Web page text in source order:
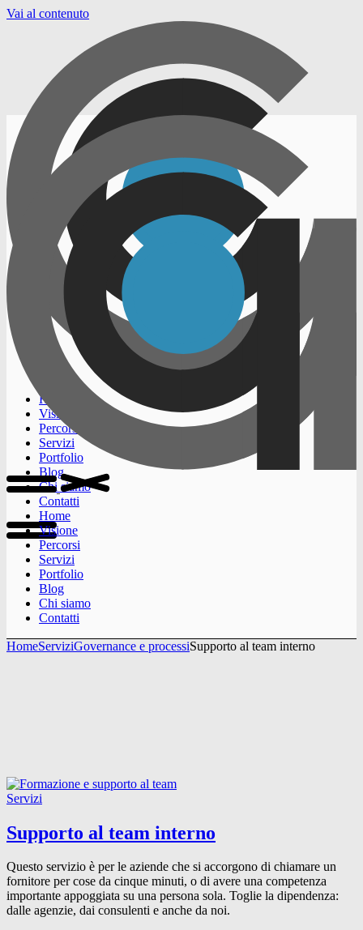
Vai al contenuto
Home
Visione
Percorsi
Servizi
Portfolio
Blog
Chi siamo
Contatti
Home
Visione
Percorsi
Servizi
Portfolio
Blog
Chi siamo
Contatti
HomeServiziGovernance e processiSupporto al team interno
Servizi
Supporto al team interno
Questo servizio è per le aziende che si accorgono di chiamare un
fornitore per cose da cinque minuti, o di avere una competenza
importante appoggiata su una persona sola. Toglie la dipendenza:
dalle agenzie, dai consulenti e anche da noi.